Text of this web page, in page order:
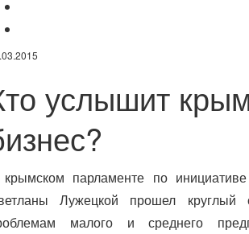
услышит
парламенте по инициативе
Лужецкой прошел круглый
малого и среднего